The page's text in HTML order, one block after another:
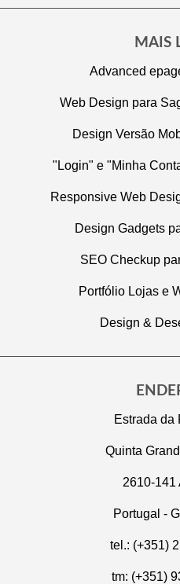
MAIS
Advanced
Web Design para
Design Versão
"Login" e "Minha
Responsive Web
Design Gadgets
SEO Checkup
Portfólio Lojas e
Design &
Estrada da
Quinta
2610-141
Portugal -
tel.: (+351)
tm: (+351)